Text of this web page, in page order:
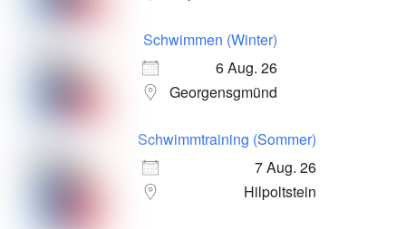
Schwimmen (Winter)
6 Aug. 26
Georgensgmünd
Schwimmtraining (Sommer)
7 Aug. 26
Hilpoltstein